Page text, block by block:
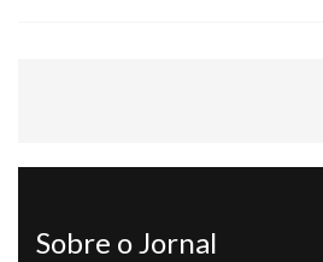
Sobre o Jornal